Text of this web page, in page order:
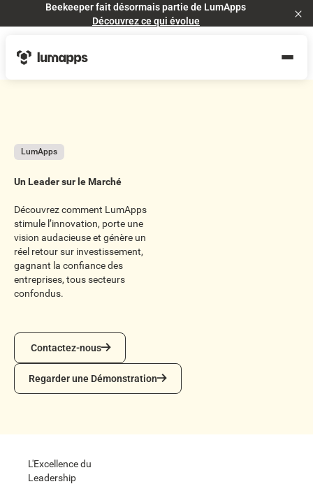
Beekeeper fait désormais partie de LumApps
Découvrez ce qui évolue
LumApps
Un Leader sur le Marché
Découvrez comment LumApps
stimule l’innovation, porte une
vision audacieuse et génère un
réel retour sur investissement,
gagnant la confiance des
entreprises, tous secteurs
confondus.
Contactez-nous
Contactez-nous
Regarder une Démonstration
Regarder une Démonstration
L'Excellence du
Leadership